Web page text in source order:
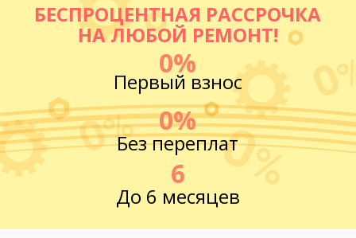
БЕСПРОЦЕНТНАЯ РАССРОЧКА
НА ЛЮБОЙ РЕМОНТ!
0%
Первый взнос
0%
Без переплат
6
До 6 месяцев